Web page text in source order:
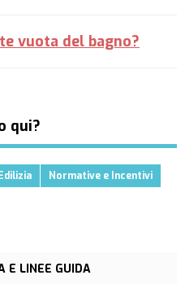
vuota del bagno?
qui?
Normative e Incentivi
E LINEE GUIDA